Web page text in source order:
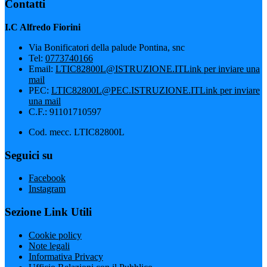
Contatti
I.C Alfredo Fiorini
Via Bonificatori della palude Pontina, snc
Tel: 0773740166
Email: LTIC82800L@ISTRUZIONE.ITLink per inviare una
mail
PEC: LTIC82800L@PEC.ISTRUZIONE.ITLink per inviare
una mail
C.F.: 91101710597
Cod. mecc. LTIC82800L
Seguici su
Facebook
Instagram
Sezione Link Utili
Cookie policy
Note legali
Informativa Privacy